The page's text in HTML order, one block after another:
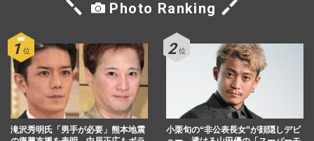
Photo Ranking
滝沢秀明氏「男手が必要」熊本地震
小栗旬の“非公表長女”が顔隠しデビ